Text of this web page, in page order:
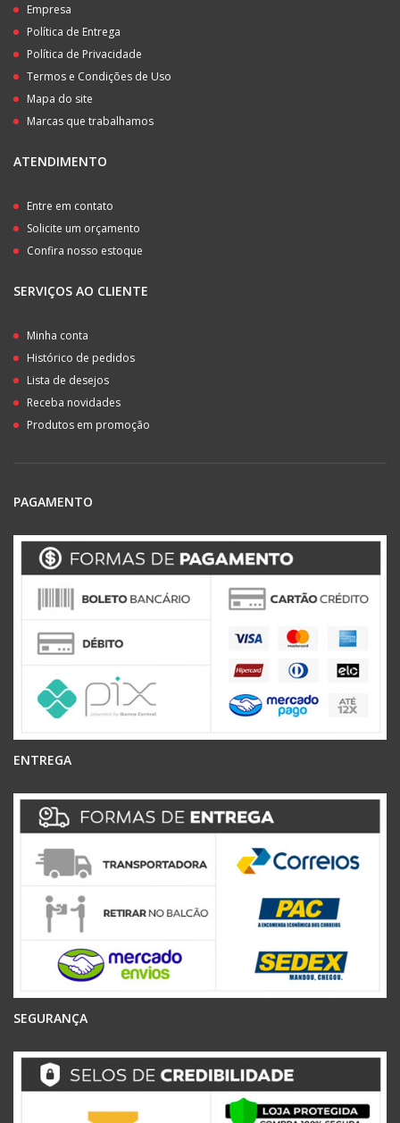
Empresa
Política de Entrega
Política de Privacidade
Termos e Condições de Uso
Mapa do site
Marcas que trabalhamos
ATENDIMENTO
Entre em contato
Solicite um orçamento
Confira nosso estoque
SERVIÇOS AO CLIENTE
Minha conta
Histórico de pedidos
Lista de desejos
Receba novidades
Produtos em promoção
PAGAMENTO
ENTREGA
SEGURANÇA